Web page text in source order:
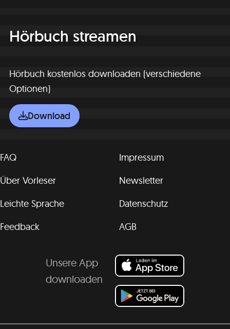
Hörbuch streamen
Hörbuch kostenlos downloaden (verschiedene
Optionen)
Download
FAQ
Über Vorleser
Leichte Sprache
Feedback
Impressum
Newsletter
Datenschutz
AGB
Unsere App
downloaden